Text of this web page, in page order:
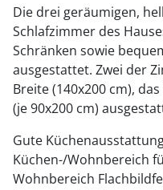
Die drei geräumigen,
Schlafzimmer des
Schränken sowie
ausgestattet. Zwei der
Breite (140x200 cm),
(je 90x200 cm)
Gute
Küchen-/Wohnbereich
Wohnbereich